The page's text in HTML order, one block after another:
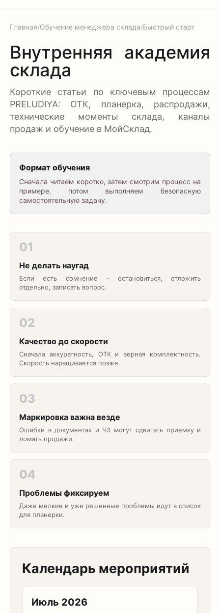
Главная/Обучение менеджера склада/Быстрый старт
Внутренняя академия
склада
Короткие статьи по ключевым процессам
PRELUDIYA: ОТК, планерка, распродажи,
технические моменты склада, каналы
продаж и обучение в МойСклад.
Формат обучения
Сначала читаем коротко, затем смотрим процесс на
примере, потом выполняем безопасную
самостоятельную задачу.
01
Не делать наугад
Если есть сомнение - остановиться, отложить
отдельно, записать вопрос.
02
Качество до скорости
Сначала аккуратность, ОТК и верная комплектность.
Скорость наращивается позже.
03
Маркировка важна везде
Ошибки в документах и ЧЗ могут сдвигать приемку и
ломать продажи.
04
Проблемы фиксируем
Даже мелкие и уже решенные проблемы идут в список
для планерки.
Календарь мероприятий
Июль 2026